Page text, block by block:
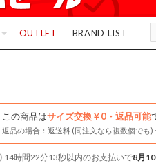
OUTLET BRAND LIST
この商品はサイズ交換￥0・返品可能
返品の場合：返送料 (同注文なら複数個でも)
14時間22分12秒以内のお支払いで8月